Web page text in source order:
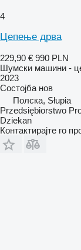
4
Цепење дрва
229,90 € 990 PLN
Шумски машини -
2023
Состојба нов
Полска, Słupia
Przedsiębiorstwo
Dziekan
Контактирајте го